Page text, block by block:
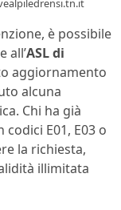
è possibile
all’ASL di
aggiornamento
alcuna
Chi ha già
E01, E03 o
la richiesta,
illimitata